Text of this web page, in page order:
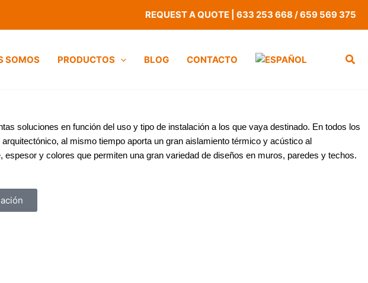
REQUEST A QUOTE 633 253 668 /659 569 375
SOMOS PRODUCTOS BLOG CONTACTO
soluciones en función del uso y tipo de instalación a los que vaya destinado. En todos los
al mismo tiempo aporta un gran aislamiento térmico y acústico al
y colores que permiten una gran variedad de diseños en muros, paredes y techos.